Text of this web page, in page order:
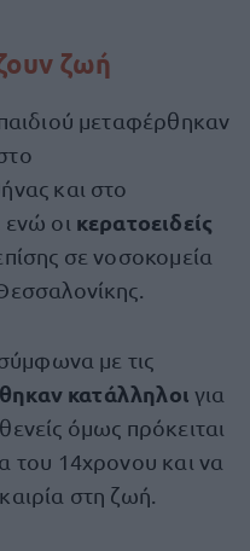
ζωή
μεταφέρθηκαν
και στο
οι κερατοειδείς
σε νοσοκομεία
με τις
κατάλληλοι για
όμως πρόκειται
του 14χρονου και να
στη ζωή.